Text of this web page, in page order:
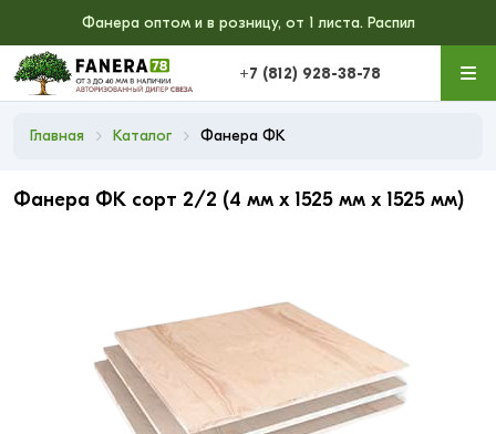
Фанера оптом и в розницу, от 1 листа. Распил
+7 (812) 928-38-78
Главная Каталог Фанера ФК
Фанера ФК сорт 2/2 (4 мм x 1525 мм x 1525 мм)